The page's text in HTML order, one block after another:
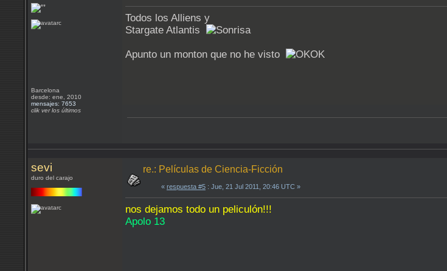
Barcelona
desde: ene, 2010
mensajes: 7653
clik ver los últimos
Todos los Alliens y
Stargate Atlantis
Apunto un monton que no he visto
sevi
duro del carajo
re.: Películas de Ciencia-Ficción
« respuesta #5 : Jue, 21 Jul 2011, 20:46 UTC »
nos dejamos todo un peliculón!!!
Apolo 13